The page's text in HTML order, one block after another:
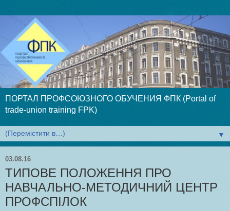
ПОРТАЛ ПРОФСОЮЗНОГО ОБУЧЕНИЯ ФПК (Portal of
trade-union training FPK)
▼
03.08.16
ТИПОВЕ ПОЛОЖЕННЯ ПРО
НАВЧАЛЬНО-МЕТОДИЧНИЙ ЦЕНТР
ПРОФСПІЛОК